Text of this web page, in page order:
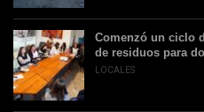
Comenzó un ciclo
de residuos para
LOCALES